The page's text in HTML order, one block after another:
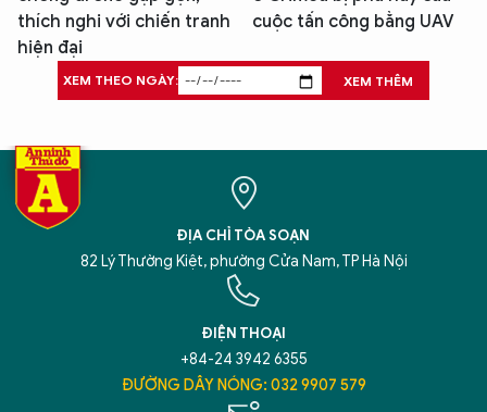
thích nghi với chiến tranh
hiện đại
cuộc tấn công bằng UAV
XEM THEO NGÀY: XEM THÊM
ĐỊA CHỈ TÒA SOẠN
82 Lý Thường Kiệt, phường Cửa Nam, TP Hà Nội
ĐIỆN THOẠI
+84-24 3942 6355
ĐƯỜNG DÂY NÓNG: 032 9907 579